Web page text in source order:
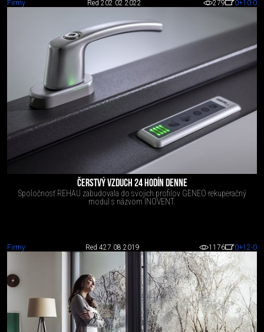
Firmy Red 202.02.2022 279 0+10-0
ČERSTVÝ VZDUCH 24 HODÍN DENNE
Spoločnosť REHAU zabudovala do svojich profilov GENEO rekuperačný
modul s názvom INOVENT.
Firmy Red 427.08.2019 1176 0+12-0